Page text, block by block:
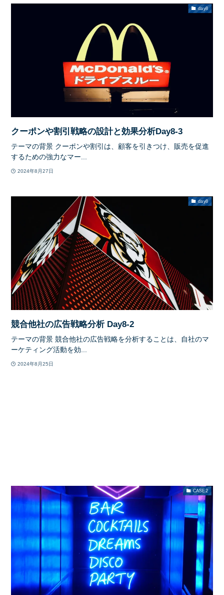
day8
クーポンや割引戦略の設計と効果分析Day8-3
テーマの背景 クーポンや割引は、顧客を引きつけ、販売を促進
するための強力なマー...
2024年8月27日
day8
競合他社の広告戦略分析 Day8-2
テーマの背景 競合他社の広告戦略を分析することは、自社のマ
ーケティング活動を効...
2024年8月25日
CASE2